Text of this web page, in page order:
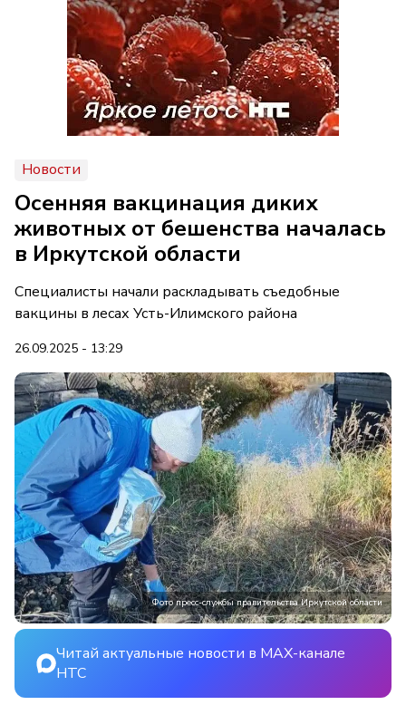
Новости
Осенняя вакцинация диких
животных от бешенства началась
в Иркутской области
Специалисты начали раскладывать съедобные
вакцины в лесах Усть-Илимского района
26.09.2025 - 13:29
Фото пресс-службы правительства Иркутской области
Читай актуальные новости в MAX-канале
НТС